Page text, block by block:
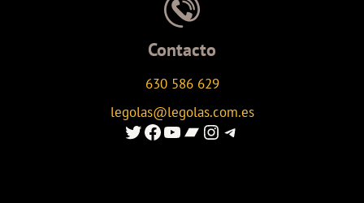
Contacto
630 586 629
legolas@legolas.com.es
Enlace al Twitter de Legolas
Enlace a Facebook de Legolas
Enlace al canal de youtube de Legolas
Enlace al canal de Ivoox de Legolas
Enlace al instagram de Legolas
Enlace al canal de telegram de Legolas